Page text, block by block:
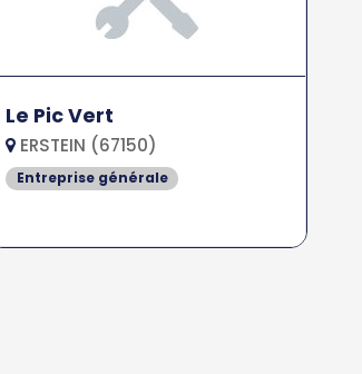
Le Pic Vert
ERSTEIN (67150)
Entreprise générale